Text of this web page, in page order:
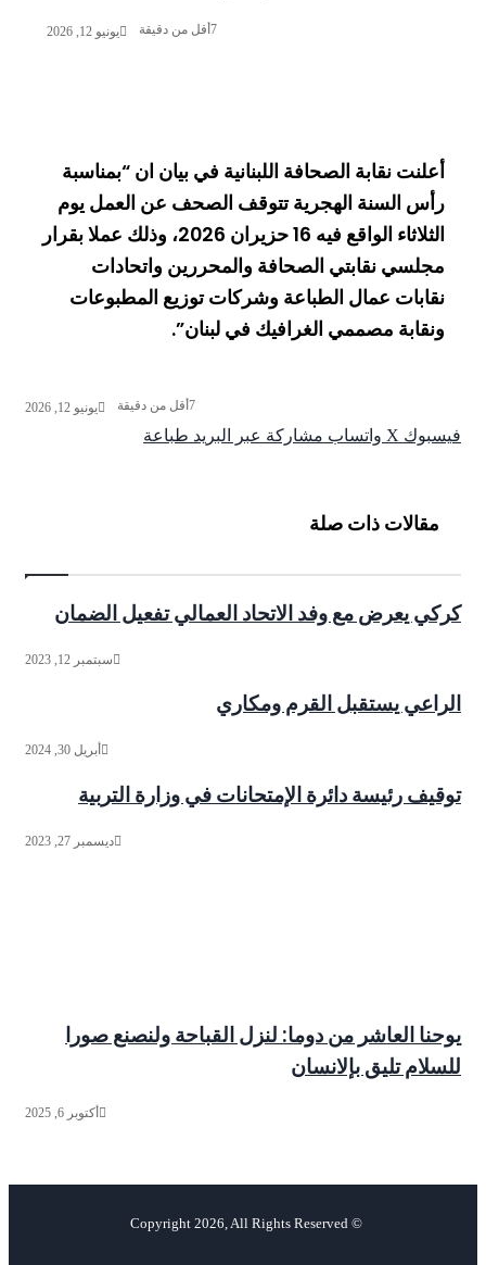
يونيو 12, 2026 7أقل من دقيقة
أعلنت نقابة الصحافة اللبنانية في بيان ان “بمناسبة
رأس السنة الهجرية تتوقف الصحف عن العمل يوم
الثلاثاء الواقع فيه 16 حزيران 2026، وذلك عملا بقرار
مجلسي نقابتي الصحافة والمحررين واتحادات
نقابات عمال الطباعة وشركات توزيع المطبوعات
ونقابة مصممي الغرافيك في لبنان”.
يونيو 12, 2026 7 أقل من دقيقة
فيسبوك ‫X واتساب مشاركة عبر البريد طباعة
مقالات ذات صلة
كركي يعرض مع وفد الاتحاد العمالي تفعيل الضمان
سبتمبر 12, 2023
الراعي يستقبل القرم ومكاري
أبريل 30, 2024
توقيف رئيسة دائرة الإمتحانات في وزارة التربية
ديسمبر 27, 2023
يوحنا العاشر من دوما: لنزل القباحة ولنصنع صورا
للسلام تليق بإلانسان
أكتوبر 6, 2025
© Copyright 2026, All Rights Reserved